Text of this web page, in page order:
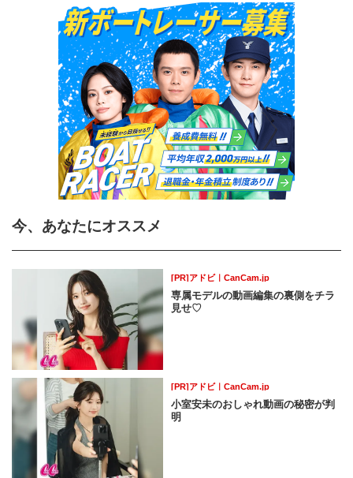
今、あなたにオススメ
[PR]アドビ｜CanCam.jp
専属モデルの動画編集の裏側をチラ
見せ♡
[PR]アドビ｜CanCam.jp
小室安未のおしゃれ動画の秘密が判
明